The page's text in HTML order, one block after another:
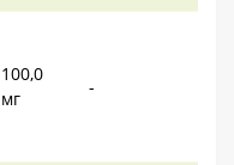
100,0
мг
-